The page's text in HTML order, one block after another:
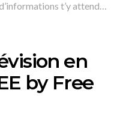
t’y attend…
en
by Free